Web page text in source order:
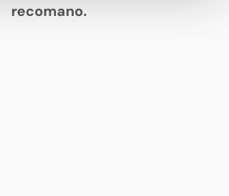
recomano.